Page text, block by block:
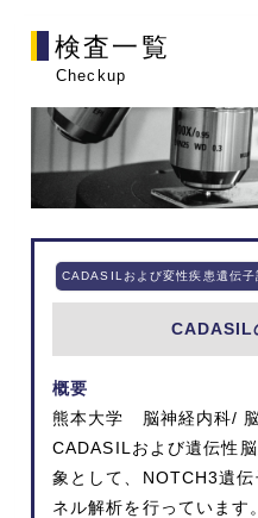
検査一覧
Checkup
CADASILおよび変性疾患遺伝子
CADASIL
概要
熊本大学 脳神経内科/ 脳
CADASILおよび遺伝性
象として、NOTCH3遺
ネル解析を行っています。